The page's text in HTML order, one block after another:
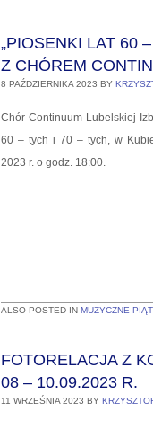
„PIOSENKI LAT 60
Z CHÓREM
8 PAŹDZIERNIKA 2023 BY
Chór Continuum Lubelskiej
60 – tych i 70 – tych, w
2023 r. o godz. 18:00.
ALSO POSTED IN MUZYCZNE
FOTORELACJA Z
08 – 10.09.2023 R.
11 WRZEŚNIA 2023 BY